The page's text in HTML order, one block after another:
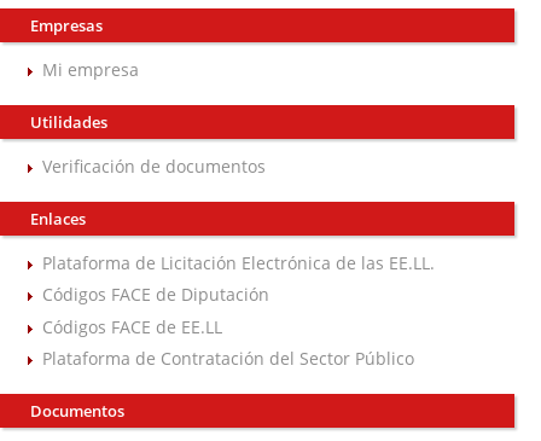
Empresas
Mi empresa
Utilidades
Verificación de documentos
Enlaces
Plataforma de Licitación Electrónica de las EE.LL.
Códigos FACE de Diputación
Códigos FACE de EE.LL
Plataforma de Contratación del Sector Público
Documentos